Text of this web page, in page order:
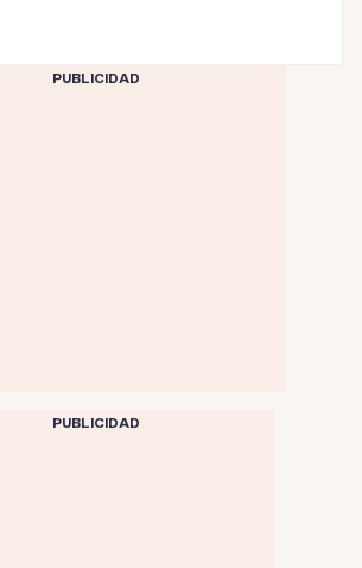
PUBLICIDAD
PUBLICIDAD